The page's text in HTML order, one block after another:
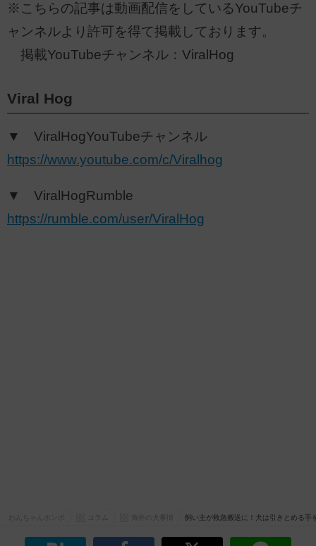
※こちらの記事は動画配信をしているYouTubeチ
ャンネルより許可を得て掲載しております。
掲載YouTubeチャンネル：ViralHog
Viral Hog
▼ ViralHogYouTubeチャンネル
https://www.youtube.com/c/Viralhog
▼ ViralHogRumble
https://rumble.com/user/ViralHog
飼い主が救急搬送に！犬は引きとめる手